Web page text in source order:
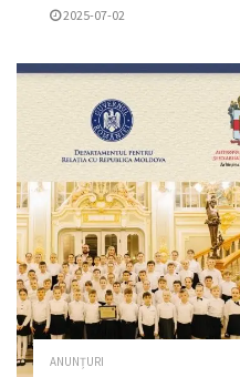
2025-07-02
ANUNȚURI